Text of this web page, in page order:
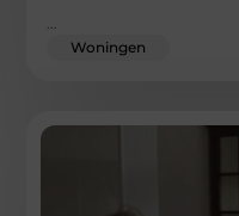
Woningen